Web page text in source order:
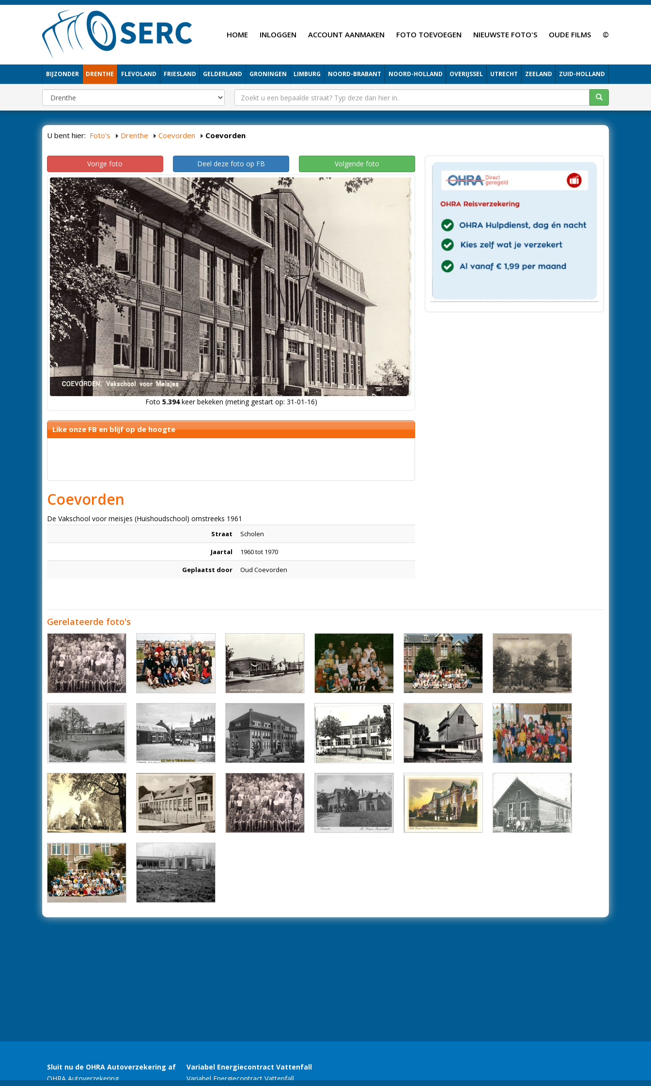
HOME INLOGGEN ACCOUNT AANMAKEN FOTO TOEVOEGEN NIEUWSTE FOTO'S OUDE FILMS ©
BIJZONDER DRENTHE FLEVOLAND FRIESLAND GELDERLAND GRONINGEN LIMBURG NOORD-BRABANT NOORD-HOLLAND OVERIJSSEL UTRECHT ZEELAND ZUID-HOLLAND
U bent hier: Foto's Drenthe Coevorden Coevorden
Vorige foto Deel deze foto op FB Volgende foto
Foto 5.394keer bekeken (meting gestart op: 31-01-16)
Like onze FB en blijf op de hoogte
Coevorden
De Vakschool voor meisjes (Huishoudschool) omstreeks 1961
Straat Scholen
Jaartal 1960 tot 1970
Geplaatst door Oud Coevorden
Gerelateerde foto's